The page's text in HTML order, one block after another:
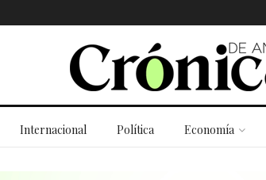
Internacional Política Economía